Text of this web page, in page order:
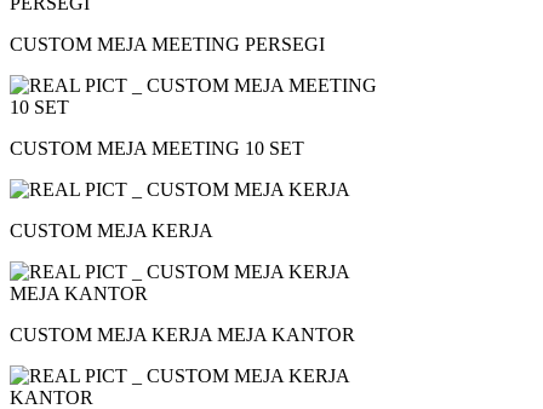
CUSTOM MEJA MEETING PERSEGI
CUSTOM MEJA MEETING 10 SET
CUSTOM MEJA KERJA
CUSTOM MEJA KERJA MEJA KANTOR